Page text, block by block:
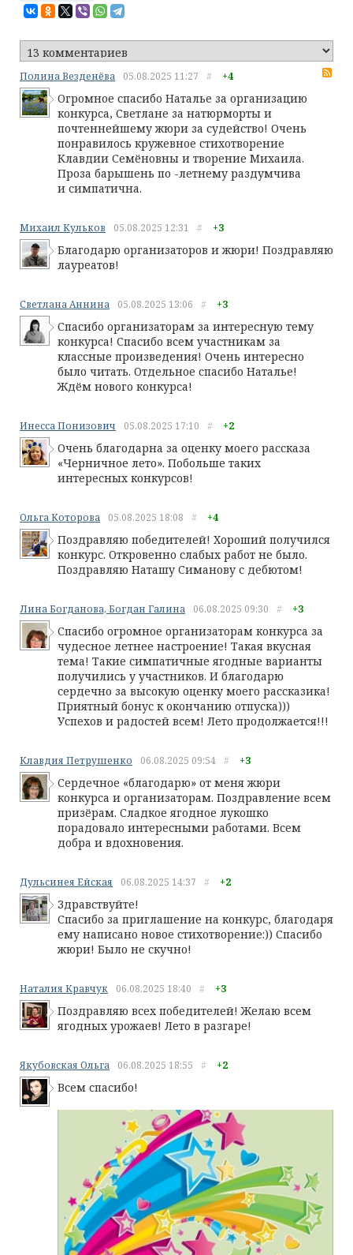
Полина Везденёва 05.08.2025 11:27 # +4
Огромное спасибо Наталье за организацию
конкурса, Светлане за натюрморты и
почтеннейшему жюри за судейство! Очень
понравилось кружевное стихотворение
Клавдии Семёновны и творение Михаила.
Проза барышень по -летнему раздумчива
и симпатична.
Михаил Кульков 05.08.2025 12:31 # +3
Благодарю организаторов и жюри! Поздравляю
лауреатов!
Светлана Аннина 05.08.2025 13:06 # +3
Спасибо организаторам за интересную тему
конкурса! Спасибо всем участникам за
классные произведения! Очень интересно
было читать. Отдельное спасибо Наталье!
Ждём нового конкурса!
Инесса Понизович 05.08.2025 17:10 # +2
Очень благодарна за оценку моего рассказа
«Черничное лето». Побольше таких
интересных конкурсов!
Ольга Которова 05.08.2025 18:08 # +4
Поздравляю победителей! Хороший получился
конкурс. Откровенно слабых работ не было.
Поздравляю Наташу Симанову с дебютом!
Лина Богданова, Богдан Галина 06.08.2025 09:30 # +3
Спасибо огромное организаторам конкурса за
чудесное летнее настроение! Такая вкусная
тема! Такие симпатичные ягодные варианты
получились у участников. И благодарю
сердечно за высокую оценку моего рассказика!
Приятный бонус к окончанию отпуска)))
Успехов и радостей всем! Лето продолжается!!!
Клавдия Петрушенко 06.08.2025 09:54 # +3
Сердечное «благодарю» от меня жюри
конкурса и организаторам. Поздравление всем
призёрам. Сладкое ягодное лукошко
порадовало интересными работами. Всем
добра и вдохновения.
Дульсинея Ейская 06.08.2025 14:37 # +2
Здравствуйте!
Спасибо за приглашение на конкурс, благодаря
ему написано новое стихотворение:)) Спасибо
жюри! Было не скучно!
Наталия Кравчук 06.08.2025 18:40 # +3
Поздравляю всех победителей! Желаю всем
ягодных урожаев! Лето в разгаре!
Якубовская Ольга 06.08.2025 18:55 # +2
Всем спасибо!